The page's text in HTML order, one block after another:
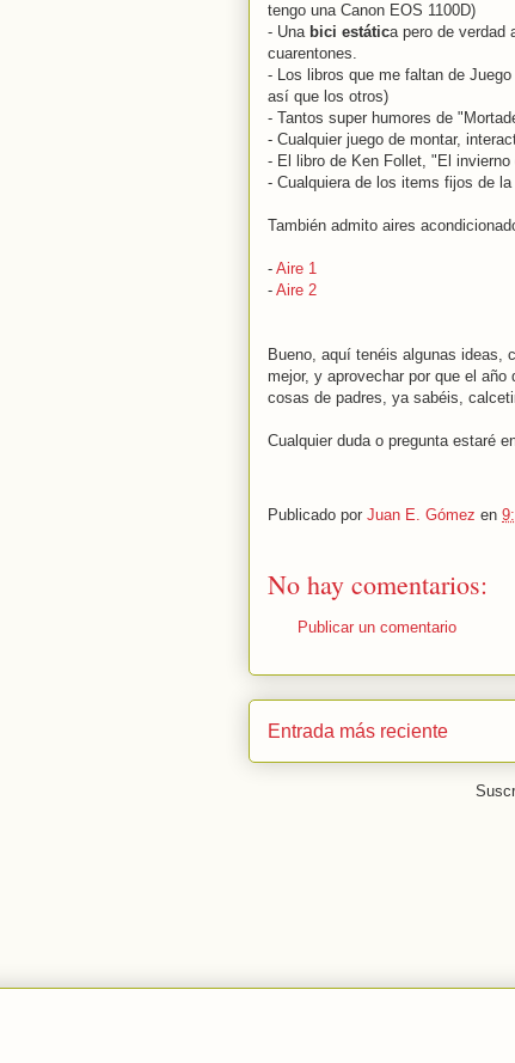
tengo una Canon EOS 1100D)
- Una bici estática pero de verdad
cuarentones.
- Los libros que me faltan de
así que los otros)
- Tantos super humores de
- Cualquier juego de montar,
- El libro de Ken Follet, "El invierno
- Cualquiera de los items fijos de
También admito aires
- Aire 1
- Aire 2
Bueno, aquí tenéis algunas ideas,
mejor, y aprovechar por que el
cosas de padres, ya sabéis,
Cualquier duda o pregunta estaré
Publicado por Juan E. Gómez en
No hay comentarios:
Publicar un comentario
Entrada más reciente